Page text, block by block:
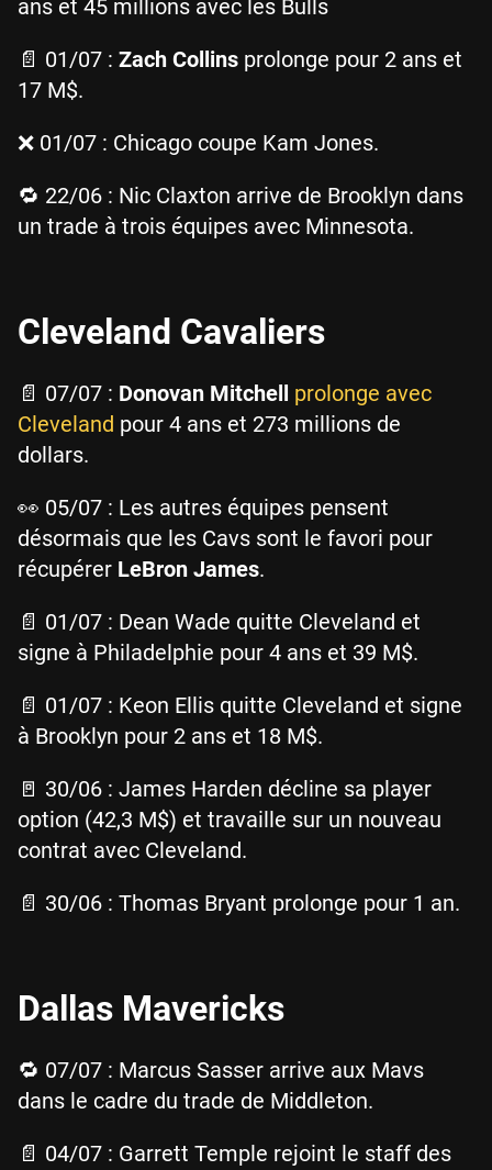
ans et 45 millions avec les Bulls
📄 01/07 : Zach Collins prolonge pour 2 ans et
17 M$.
❌ 01/07 : Chicago coupe Kam Jones.
🔁 22/06 : Nic Claxton arrive de Brooklyn dans
un trade à trois équipes avec Minnesota.
Cleveland Cavaliers
📄 07/07 : Donovan Mitchell prolonge avec
Cleveland pour 4 ans et 273 millions de
dollars.
👀 05/07 : Les autres équipes pensent
désormais que les Cavs sont le favori pour
récupérer LeBron James.
📄 01/07 : Dean Wade quitte Cleveland et
signe à Philadelphie pour 4 ans et 39 M$.
📄 01/07 : Keon Ellis quitte Cleveland et signe
à Brooklyn pour 2 ans et 18 M$.
🚪 30/06 : James Harden décline sa player
option (42,3 M$) et travaille sur un nouveau
contrat avec Cleveland.
📄 30/06 : Thomas Bryant prolonge pour 1 an.
Dallas Mavericks
🔁 07/07 : Marcus Sasser arrive aux Mavs
dans le cadre du trade de Middleton.
📄 04/07 : Garrett Temple rejoint le staff des